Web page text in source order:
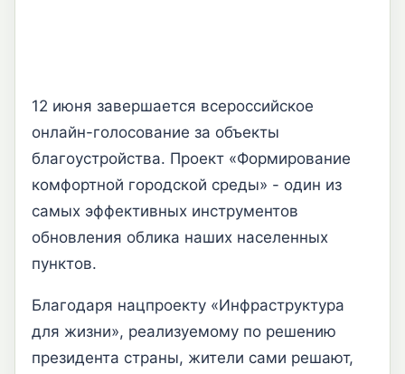
12 июня завершается всероссийское
онлайн-голосование за объекты
благоустройства. Проект «Формирование
комфортной городской среды» - один из
самых эффективных инструментов
обновления облика наших населенных
пунктов.
Благодаря нацпроекту «Инфраструктура
для жизни», реализуемому по решению
президента страны, жители сами решают,